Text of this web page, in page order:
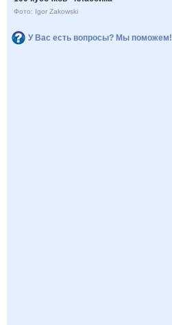
Фото: Igor Zakowski
У Вас есть вопросы? Мы поможем!